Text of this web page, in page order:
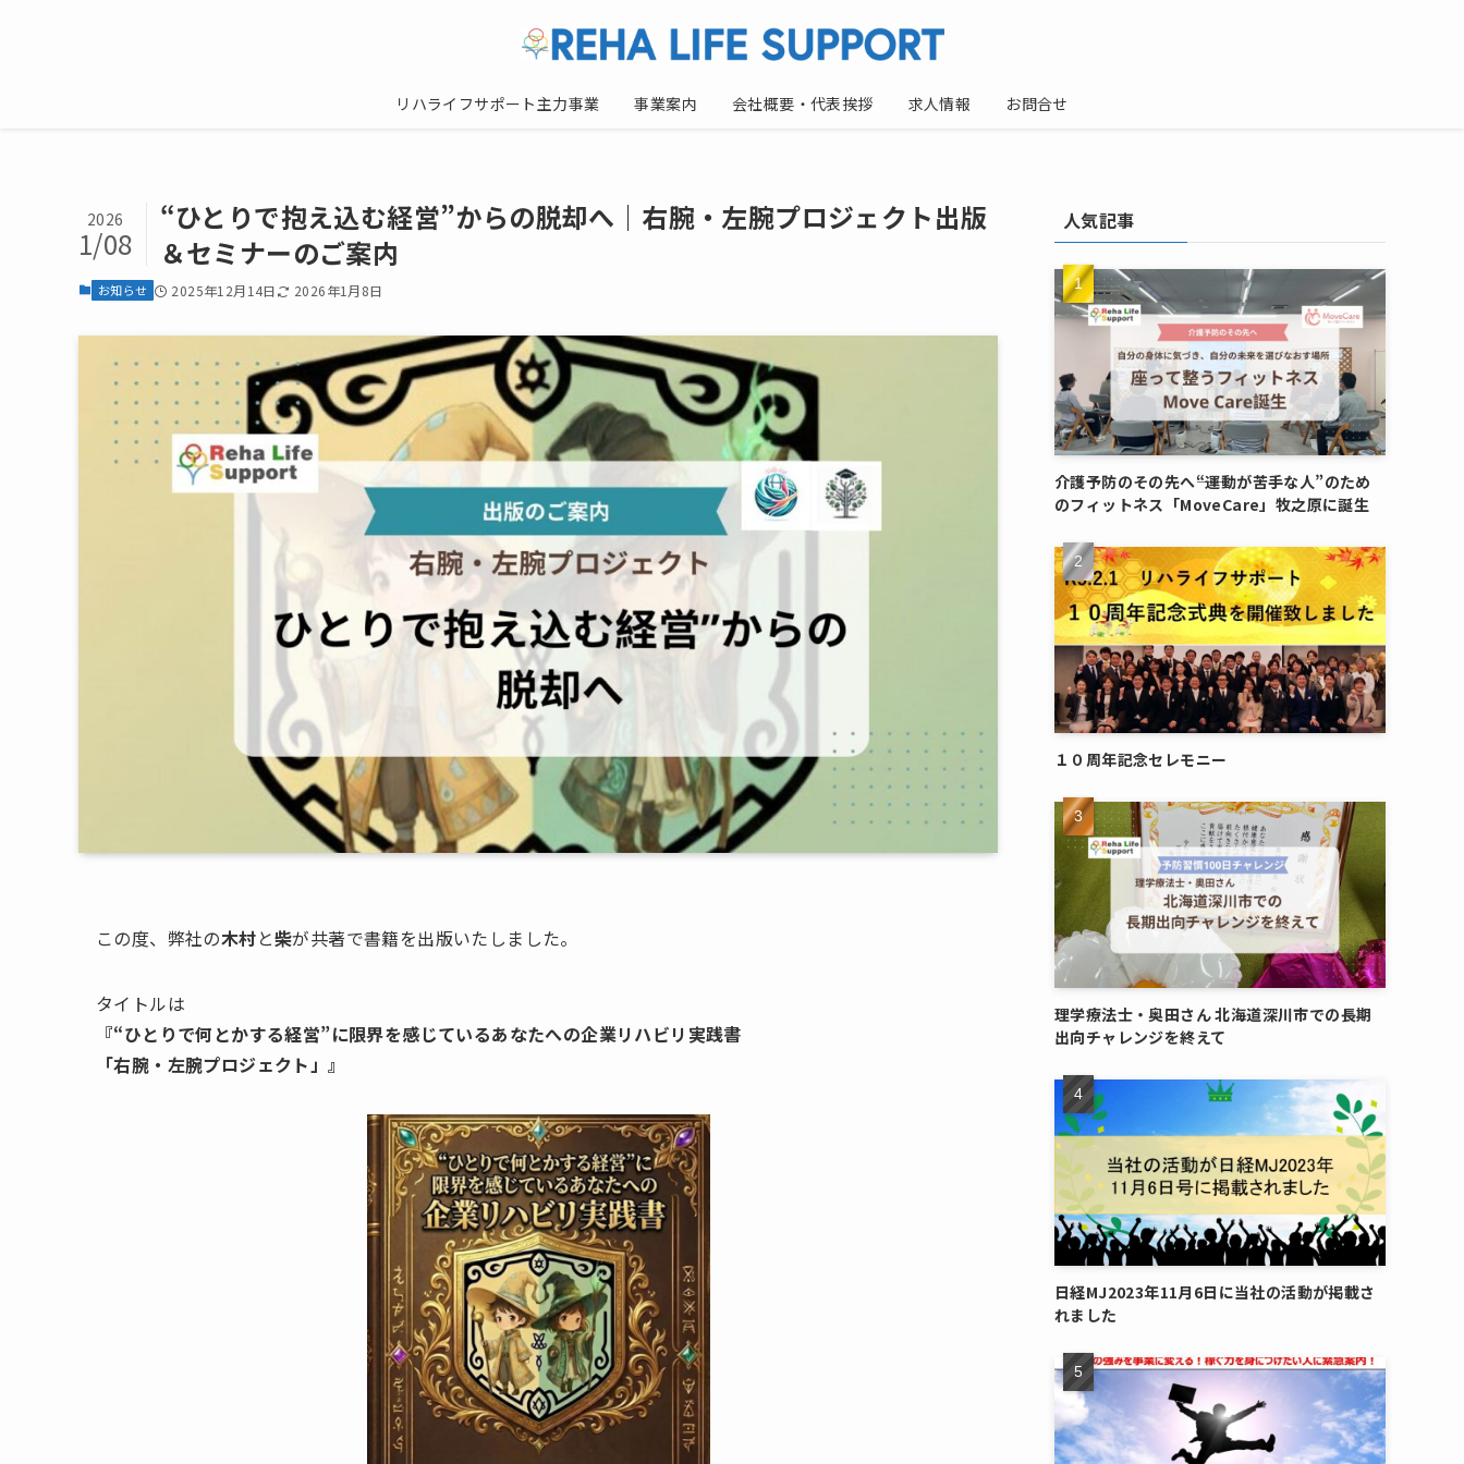
リハライフサポート主力事業 事業案内 会社概要・代表挨拶 求人情報 お問合せ
“ひとりで抱え込む経営”からの脱却へ｜右腕・左腕プロジェクト出版
＆セミナーのご案内
2026
1/08
お知らせ 2025年12月14日 2026年1月8日
この度、弊社の木村と柴が共著で書籍を出版いたしました。
タイトルは
『“ひとりで何とかする経営”に限界を感じているあなたへの企業リハビリ実践書
「右腕・左腕プロジェクト」』
人気記事
介護予防のその先へ――“運動が苦手な人”のため
のフィットネス「MoveCare」牧之原に誕生
１０周年記念セレモニー
理学療法士・奥田さん 北海道深川市での長期
出向チャレンジを終えて
日経MJ2023年11月6日に当社の活動が掲載さ
れました